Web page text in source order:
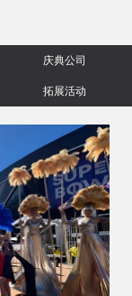
庆典公司
拓展活动